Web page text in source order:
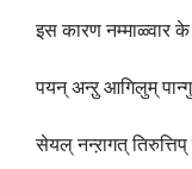
इस कारण नम्माळ्वार के
पयन् अन्ऱु आगिलुम्
सेयल् नन्ऱागत्